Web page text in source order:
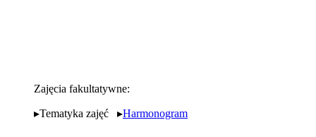
Zajęcia fakultatywne:
▸Tematyka zajęć ▸Harmonogram